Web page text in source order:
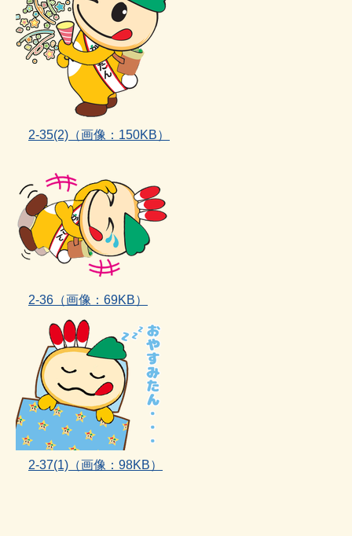
2‐35(2) （画像：150KB）
2‐36（画像：69KB）
2‐37(1) （画像：98KB）